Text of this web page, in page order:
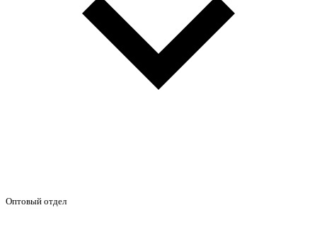
Оптовый отдел